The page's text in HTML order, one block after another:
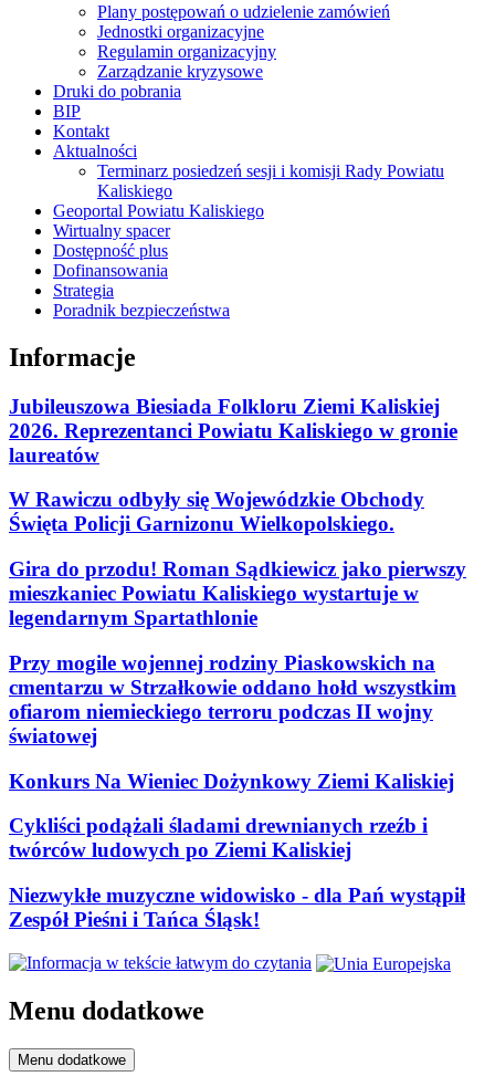
Plany postępowań o udzielenie zamówień
Jednostki organizacyjne
Regulamin organizacyjny
Zarządzanie kryzysowe
Druki do pobrania
BIP
Kontakt
Aktualności
Terminarz posiedzeń sesji i komisji Rady Powiatu
Kaliskiego
Geoportal Powiatu Kaliskiego
Wirtualny spacer
Dostępność plus
Dofinansowania
Strategia
Poradnik bezpieczeństwa
Informacje
Jubileuszowa Biesiada Folkloru Ziemi Kaliskiej
2026. Reprezentanci Powiatu Kaliskiego w gronie
laureatów
W Rawiczu odbyły się Wojewódzkie Obchody
Święta Policji Garnizonu Wielkopolskiego.
Gira do przodu! Roman Sądkiewicz jako pierwszy
mieszkaniec Powiatu Kaliskiego wystartuje w
legendarnym Spartathlonie
Przy mogile wojennej rodziny Piaskowskich na
cmentarzu w Strzałkowie oddano hołd wszystkim
ofiarom niemieckiego terroru podczas II wojny
światowej
Konkurs Na Wieniec Dożynkowy Ziemi Kaliskiej
Cykliści podążali śladami drewnianych rzeźb i
twórców ludowych po Ziemi Kaliskiej
Niezwykłe muzyczne widowisko - dla Pań wystąpił
Zespół Pieśni i Tańca Śląsk!
Menu dodatkowe
Menu dodatkowe